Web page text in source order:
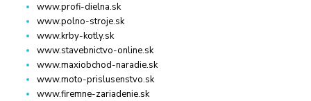
www.profi-dielna.sk
www.polno-stroje.sk
www.krby-kotly.sk
www.stavebnictvo-online.sk
www.maxiobchod-naradie.sk
www.moto-prislusenstvo.sk
www.firemne-zariadenie.sk